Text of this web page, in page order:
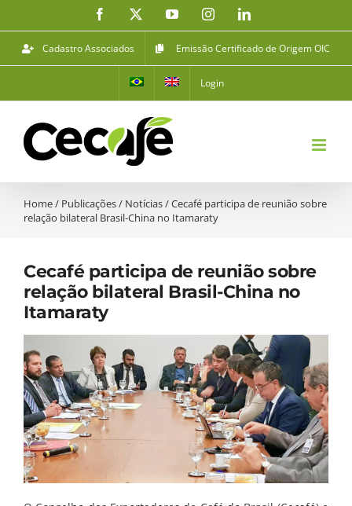
conteúdo
Facebook YouTubeInstagramLinkedIn
Cadastro Associados Emissão Certificado de Origem OIC
Login
Home/ Publicações/ Notícias/Cecafé participa de reunião sobre
relação bilateral Brasil-China no Itamaraty
Cecafé participa de reunião sobre
relação bilateral Brasil-China no
Itamaraty